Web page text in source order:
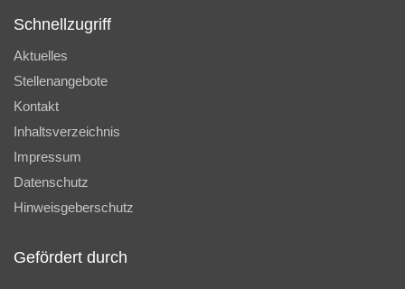
Schnellzugriff
Aktuelles
Stellenangebote
Kontakt
Inhaltsverzeichnis
Impressum
Datenschutz
Hinweisgeberschutz
Gefördert durch